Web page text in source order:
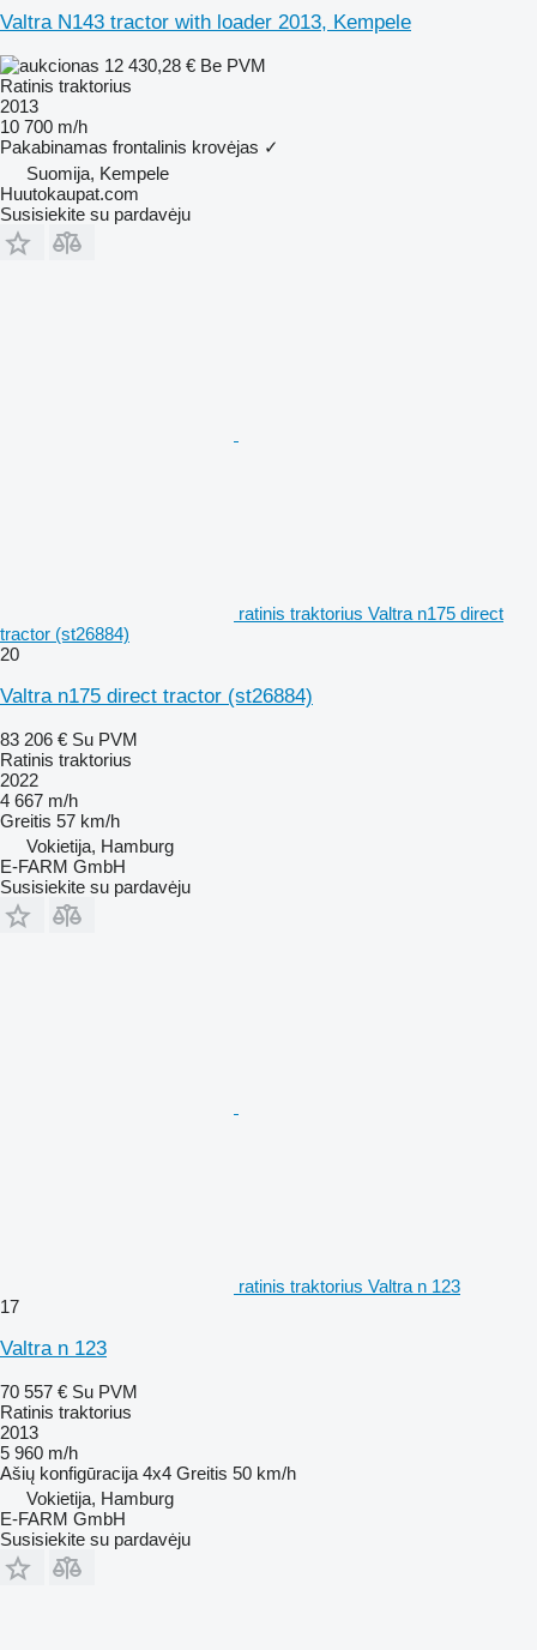
Valtra N143 tractor with loader 2013, Kempele
12 430,28 € Be PVM
Ratinis traktorius
2013
10 700 m/h
Pakabinamas frontalinis krovėjas ✓
Suomija, Kempele
Huutokaupat.com
Susisiekite su pardavėju
ratinis traktorius Valtra n175 direct
tractor (st26884)
20
Valtra n175 direct tractor (st26884)
83 206 € Su PVM
Ratinis traktorius
2022
4 667 m/h
Greitis 57 km/h
Vokietija, Hamburg
E-FARM GmbH
Susisiekite su pardavėju
ratinis traktorius Valtra n 123
17
Valtra n 123
70 557 € Su PVM
Ratinis traktorius
2013
5 960 m/h
Ašių konfigūracija 4x4 Greitis 50 km/h
Vokietija, Hamburg
E-FARM GmbH
Susisiekite su pardavėju